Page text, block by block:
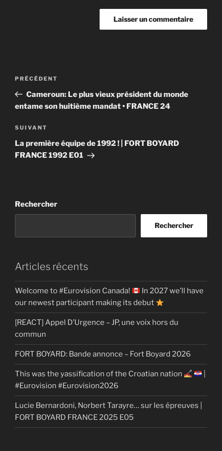
Navigation
l’article
Article
précédent
PRÉCÉDENT
Cameroun: Le plus vieux président du monde
entame son huitième mandat • FRANCE 24
Article
suivant
SUIVANT
La première équipe de 1992 ! | FORT BOYARD
FRANCE 1992 E01
Rechercher
Rechercher
Articles récents
Welcome to #Eurovision Canada!
In 2027 we’ll have
our newest participant making its debut
[REACT] Appel D’Urgence – JP, une voix hors du
commun
FORT BOYARD: Bande annonce – Fort Boyard 2026
This was the yassification of the Croatian nation
#Eurovision #Eurovision2026
Lucie Bernardoni, Norbert Tarayre… sur les épreuves |
FORT BOYARD FRANCE 2025 E05